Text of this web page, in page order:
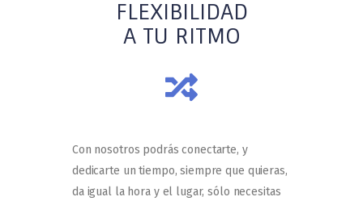
FLEXIBILIDAD
A TU RITMO
Con nosotros podrás conectarte, y
dedicarte un tiempo, siempre que quieras,
da igual la hora y el lugar, sólo necesitas